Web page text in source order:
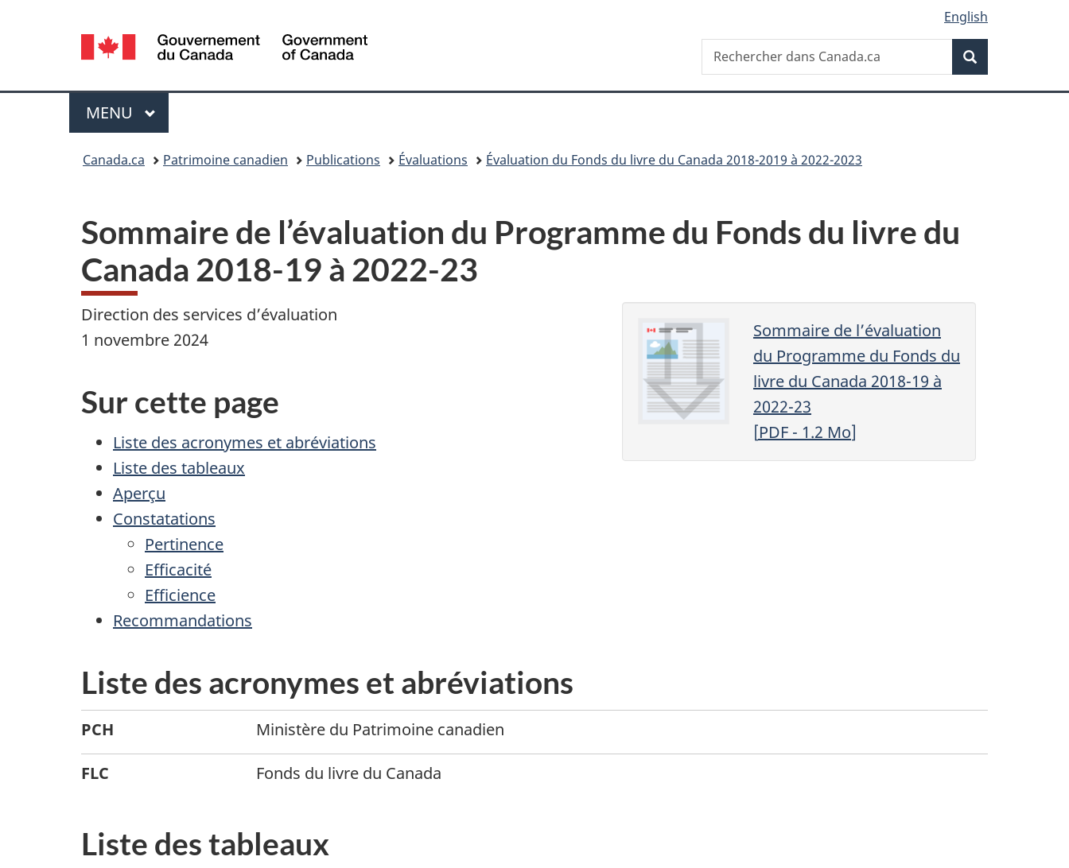
sujet
HTML
Sélection
de
la
langue
English
Canada
Recherche
Rechercher
dans
Menu
MENU PRINCIPAL
Canada.ca Patrimoine canadien Publications Évaluations Évaluation du Fonds du livre du Canada 2018-2019 à 2022-2023
Sommaire de l’évaluation du Programme du Fonds du livre du
Canada 2018-19 à 2022-23
Sommaire de l’évaluation
du Programme du Fonds du
livre du Canada 2018-19 à
2022-23
[PDF- 1.2 Mo]
Direction des services d’évaluation
1 novembre 2024
Sur cette page
Liste des acronymes et abréviations
Liste des tableaux
Aperçu
Constatations
Pertinence
Efficacité
Efficience
Recommandations
Liste des acronymes et abréviations
PCH Ministère du Patrimoine canadien
FLC Fonds du livre du Canada
Liste des tableaux